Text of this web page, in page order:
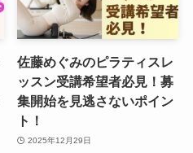
佐藤めぐみのピラティスレ
ッスン受講希望者必見！募
集開始を見逃さないポイン
ト！
2025年12月29日